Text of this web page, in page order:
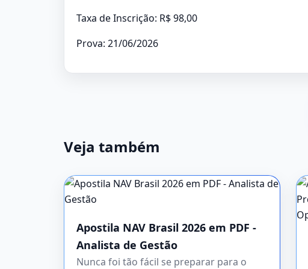
Taxa de Inscrição: R$ 98,00
Prova: 21/06/2026
Veja também
Apostila NAV Brasil 2026 em PDF -
Analista de Gestão
Nunca foi tão fácil se preparar para o